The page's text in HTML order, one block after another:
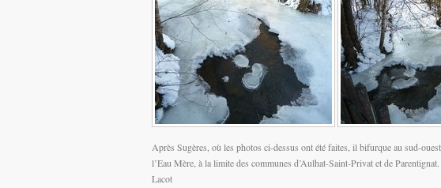
Après Sugères, où les photos ci-dessus ont été faites, il bifurque au sud-
l’Eau Mère, à la limite des communes d’Aulhat-Saint-Privat et de
Lacot